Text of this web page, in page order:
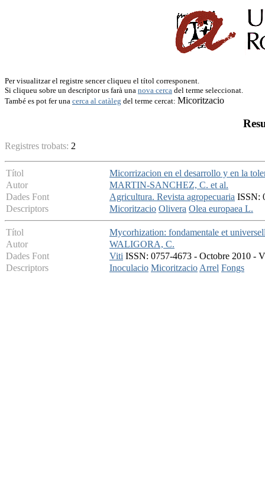
Per visualitzar el registre sencer cliqueu el títol corresponent.
Si cliqueu sobre un descriptor us farà una nova cerca del terme seleccionat.
També es pot fer una cerca al catàleg del terme cercat: Micoritzacio
Registres trobats: 2
Títol
Micorrizacion en el desarrollo y en la
Autor
MARTIN-SANCHEZ, C. et al.
Dades Font
Agricultura. Revista agropecuaria ISSN:
Descriptors
Micoritzacio Olivera Olea europaea L.
Títol
Mycorhization: fondamentale et
Autor
WALIGORA, C.
Dades Font
Viti ISSN: 0757-4673 - Octobre 2010 -
Descriptors
Inoculacio MicoritzacioArrel Fongs